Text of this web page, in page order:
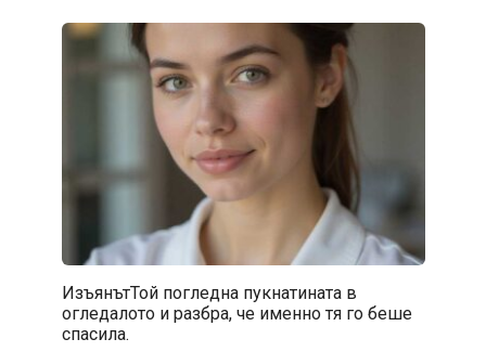
ИзъянътТой погледна пукнатината в
огледалото и разбра, че именно тя го беше
спасила.